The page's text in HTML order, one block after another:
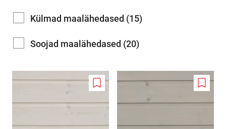
Külmad maalähedased (15)
Soojad maalähedased (20)
Add
to
Add
to